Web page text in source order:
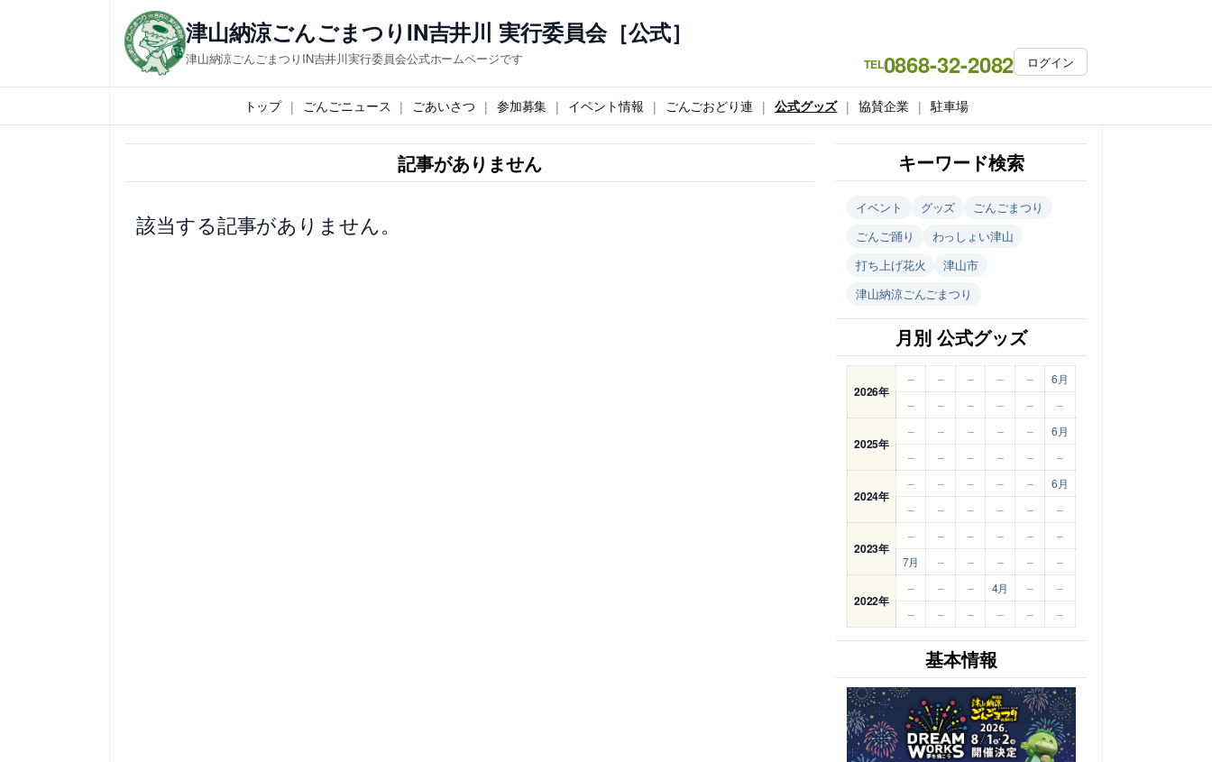
ス
キ
津山納涼ごんごまつりIN吉井川 実行委員会［公式］
津山納涼ごんごまつりIN吉井川実行委員会公式ホームページです TEL0868-32-2082 ログイン
トップ ごんごニュース ごあいさつ 参加募集 イベント情報 ごんごおどり連 公式グッズ 協賛企業 駐車場
記事がありません
該当する記事がありません。
キーワード検索
イベント グッズ
ごんごまつり
ごんご踊り
わっしょい津山
打ち上げ花火
津山市
津山納涼ごんごまつり
月別 公式グッズ
2026年
– – – – –
6月
–
– – – – –
2025年
– – – – –
6月
–
– – – – –
2024年
– – – – –
6月
–
– – – – –
2023年
– – – – –
–
7月
– – – – –
2022年
– – – 4月 –
–
–
– – – – –
基本情報